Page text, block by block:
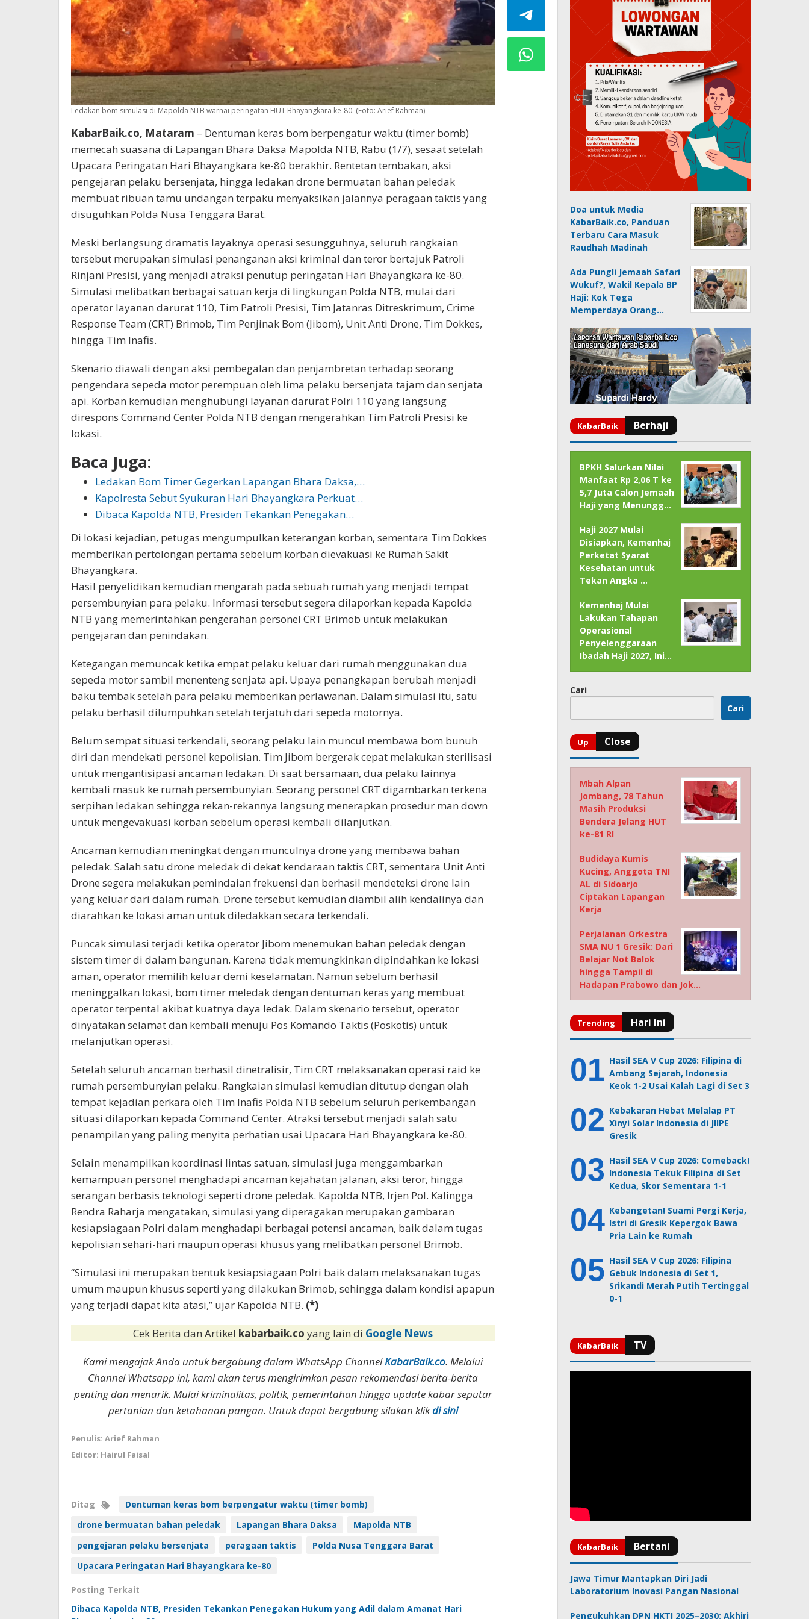
Ledakan bom simulasi di Mapolda NTB warnai peringatan HUT Bhayangkara ke-80. (Foto: Arief Rahman)
KabarBaik.co, Mataram – Dentuman keras bom berpengatur waktu (timer bomb)
memecah suasana di Lapangan Bhara Daksa Mapolda NTB, Rabu (1/7), sesaat setelah
Upacara Peringatan Hari Bhayangkara ke-80 berakhir. Rentetan tembakan, aksi
pengejaran pelaku bersenjata, hingga ledakan drone bermuatan bahan peledak
membuat ribuan tamu undangan terpaku menyaksikan jalannya peragaan taktis yang
disuguhkan Polda Nusa Tenggara Barat.
Meski berlangsung dramatis layaknya operasi sesungguhnya, seluruh rangkaian
tersebut merupakan simulasi penanganan aksi kriminal dan teror bertajuk Patroli
Rinjani Presisi, yang menjadi atraksi penutup peringatan Hari Bhayangkara ke-80.
Simulasi melibatkan berbagai satuan kerja di lingkungan Polda NTB, mulai dari
operator layanan darurat 110, Tim Patroli Presisi, Tim Jatanras Ditreskrimum, Crime
Response Team (CRT) Brimob, Tim Penjinak Bom (Jibom), Unit Anti Drone, Tim Dokkes,
hingga Tim Inafis.
Skenario diawali dengan aksi pembegalan dan penjambretan terhadap seorang
pengendara sepeda motor perempuan oleh lima pelaku bersenjata tajam dan senjata
api. Korban kemudian menghubungi layanan darurat Polri 110 yang langsung
direspons Command Center Polda NTB dengan mengerahkan Tim Patroli Presisi ke
lokasi.
Baca Juga:
Ledakan Bom Timer Gegerkan Lapangan Bhara Daksa,…
Kapolresta Sebut Syukuran Hari Bhayangkara Perkuat…
Dibaca Kapolda NTB, Presiden Tekankan Penegakan…
Di lokasi kejadian, petugas mengumpulkan keterangan korban, sementara Tim Dokkes
memberikan pertolongan pertama sebelum korban dievakuasi ke Rumah Sakit
Bhayangkara.
Hasil penyelidikan kemudian mengarah pada sebuah rumah yang menjadi tempat
persembunyian para pelaku. Informasi tersebut segera dilaporkan kepada Kapolda
NTB yang memerintahkan pengerahan personel CRT Brimob untuk melakukan
pengejaran dan penindakan.
Ketegangan memuncak ketika empat pelaku keluar dari rumah menggunakan dua
sepeda motor sambil menenteng senjata api. Upaya penangkapan berubah menjadi
baku tembak setelah para pelaku memberikan perlawanan. Dalam simulasi itu, satu
pelaku berhasil dilumpuhkan setelah terjatuh dari sepeda motornya.
Belum sempat situasi terkendali, seorang pelaku lain muncul membawa bom bunuh
diri dan mendekati personel kepolisian. Tim Jibom bergerak cepat melakukan sterilisasi
untuk mengantisipasi ancaman ledakan. Di saat bersamaan, dua pelaku lainnya
kembali masuk ke rumah persembunyian. Seorang personel CRT digambarkan terkena
serpihan ledakan sehingga rekan-rekannya langsung menerapkan prosedur man down
untuk mengevakuasi korban sebelum operasi kembali dilanjutkan.
Ancaman kemudian meningkat dengan munculnya drone yang membawa bahan
peledak. Salah satu drone meledak di dekat kendaraan taktis CRT, sementara Unit Anti
Drone segera melakukan pemindaian frekuensi dan berhasil mendeteksi drone lain
yang keluar dari dalam rumah. Drone tersebut kemudian diambil alih kendalinya dan
diarahkan ke lokasi aman untuk diledakkan secara terkendali.
Puncak simulasi terjadi ketika operator Jibom menemukan bahan peledak dengan
sistem timer di dalam bangunan. Karena tidak memungkinkan dipindahkan ke lokasi
aman, operator memilih keluar demi keselamatan. Namun sebelum berhasil
meninggalkan lokasi, bom timer meledak dengan dentuman keras yang membuat
operator terpental akibat kuatnya daya ledak. Dalam skenario tersebut, operator
dinyatakan selamat dan kembali menuju Pos Komando Taktis (Poskotis) untuk
melanjutkan operasi.
Setelah seluruh ancaman berhasil dinetralisir, Tim CRT melaksanakan operasi raid ke
rumah persembunyian pelaku. Rangkaian simulasi kemudian ditutup dengan olah
tempat kejadian perkara oleh Tim Inafis Polda NTB sebelum seluruh perkembangan
situasi dilaporkan kepada Command Center. Atraksi tersebut menjadi salah satu
penampilan yang paling menyita perhatian usai Upacara Hari Bhayangkara ke-80.
Selain menampilkan koordinasi lintas satuan, simulasi juga menggambarkan
kemampuan personel menghadapi ancaman kejahatan jalanan, aksi teror, hingga
serangan berbasis teknologi seperti drone peledak. Kapolda NTB, Irjen Pol. Kalingga
Rendra Raharja mengatakan, simulasi yang diperagakan merupakan gambaran
kesiapsiagaan Polri dalam menghadapi berbagai potensi ancaman, baik dalam tugas
kepolisian sehari-hari maupun operasi khusus yang melibatkan personel Brimob.
“Simulasi ini merupakan bentuk kesiapsiagaan Polri baik dalam melaksanakan tugas
umum maupun khusus seperti yang dilakukan Brimob, sehingga dalam kondisi apapun
yang terjadi dapat kita atasi,” ujar Kapolda NTB. (*)
Cek Berita dan Artikel kabarbaik.coyang lain di Google News
Kami mengajak Anda untuk bergabung dalam WhatsApp ChannelKabarBaik.co. Melalui
Channel Whatsapp ini, kami akan terus mengirimkan pesan rekomendasi berita-berita
penting dan menarik. Mulai kriminalitas, politik, pemerintahan hingga update kabar seputar
pertanian dan ketahanan pangan. Untuk dapat bergabung silakan klikdi sini
Penulis: Arief Rahman
Editor: Hairul Faisal
Ditag
Dentuman keras bom berpengatur waktu (timer bomb)
drone bermuatan bahan peledak
Lapangan Bhara Daksa
Mapolda NTB
pengejaran pelaku bersenjata
peragaan taktis
Polda Nusa Tenggara Barat
Upacara Peringatan Hari Bhayangkara ke-80
Posting Terkait
Dibaca Kapolda NTB, Presiden Tekankan Penegakan Hukum yang Adil dalam Amanat Hari
Doa untuk Media
KabarBaik.co, Panduan
Terbaru Cara Masuk
Raudhah Madinah
Ada Pungli Jemaah Safari
Wukuf?, Wakil Kepala BP
Haji: Kok Tega
Memperdaya Orang…
BPKH Salurkan Nilai
Manfaat Rp 2,06 T ke
5,7 Juta Calon Jemaah
Haji yang Menungg…
Haji 2027 Mulai
Disiapkan, Kemenhaj
Perketat Syarat
Kesehatan untuk
Tekan Angka …
Kemenhaj Mulai
Lakukan Tahapan
Operasional
Penyelenggaraan
Ibadah Haji 2027, Ini…
Cari
Cari
Mbah Alpan
Jombang, 78 Tahun
Masih Produksi
Bendera Jelang HUT
ke-81 RI
Budidaya Kumis
Kucing, Anggota TNI
AL di Sidoarjo
Ciptakan Lapangan
Kerja
Perjalanan Orkestra
SMA NU 1 Gresik: Dari
Belajar Not Balok
hingga Tampil di
Hadapan Prabowo dan Jok…
Hasil SEA V Cup 2026: Filipina di
Ambang Sejarah, Indonesia
Keok 1-2 Usai Kalah Lagi di Set 3
Kebakaran Hebat Melalap PT
Xinyi Solar Indonesia di JIIPE
Gresik
Hasil SEA V Cup 2026: Comeback!
Indonesia Tekuk Filipina di Set
Kedua, Skor Sementara 1-1
Kebangetan! Suami Pergi Kerja,
Istri di Gresik Kepergok Bawa
Pria Lain ke Rumah
Hasil SEA V Cup 2026: Filipina
Gebuk Indonesia di Set 1,
Srikandi Merah Putih Tertinggal
0-1
Jawa Timur Mantapkan Diri Jadi
Laboratorium Inovasi Pangan Nasional
Pengukuhkan DPN HKTI 2025–2030: Akhiri